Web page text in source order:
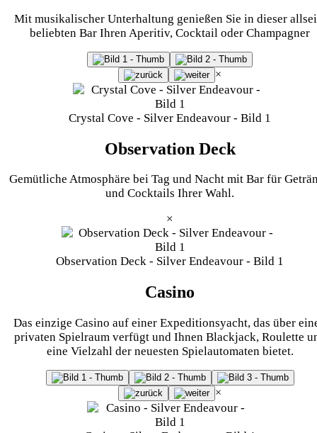
Mit musikalischer Unterhaltung genießen Sie in dieser
beliebten Bar Ihren Aperitiv, Cocktail oder Champagner
×
Crystal Cove - Silver Endeavour - Bild 1
Observation Deck
Gemütliche Atmosphäre bei Tag und Nacht mit Bar für
und Cocktails Ihrer Wahl.
×
Observation Deck - Silver Endeavour - Bild 1
Casino
Das einzige Casino auf einer Expeditionsyacht, das über
privaten Spielraum verfügt und Ihnen Blackjack, Roulette
eine Vielzahl der neuesten Spielautomaten bietet.
×